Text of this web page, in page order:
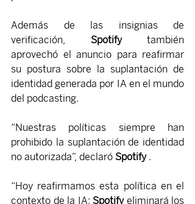
Además de las insignias de
verificación, Spotify también
aprovechó el anuncio para reafirmar
su postura sobre la suplantación de
identidad generada por IA en el mundo
del podcasting.
“Nuestras políticas siempre han
prohibido la suplantación de identidad
no autorizada”, declaró Spotify .
“Hoy reafirmamos esta política en el
contexto de la IA: Spotify eliminará los